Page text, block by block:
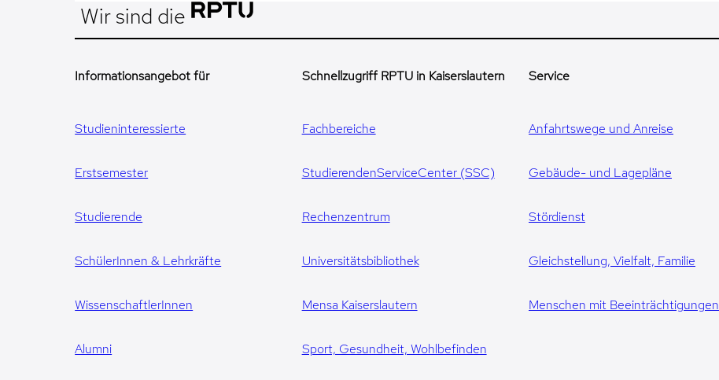
Wir sind die
Informationsangebot für
Studieninteressierte
Erstsemester
Studierende
SchülerInnen & Lehrkräfte
WissenschaftlerInnen
Alumni
Schnellzugriff RPTU in Kaiserslautern
Fachbereiche
StudierendenServiceCenter (SSC)
Rechenzentrum
Universitätsbibliothek
Mensa Kaiserslautern
Sport, Gesundheit, Wohlbefinden
Service
Anfahrtswege und Anreise
Gebäude- und Lagepläne
Stördienst
Gleichstellung, Vielfalt, Familie
Menschen mit Beeinträchtigungen